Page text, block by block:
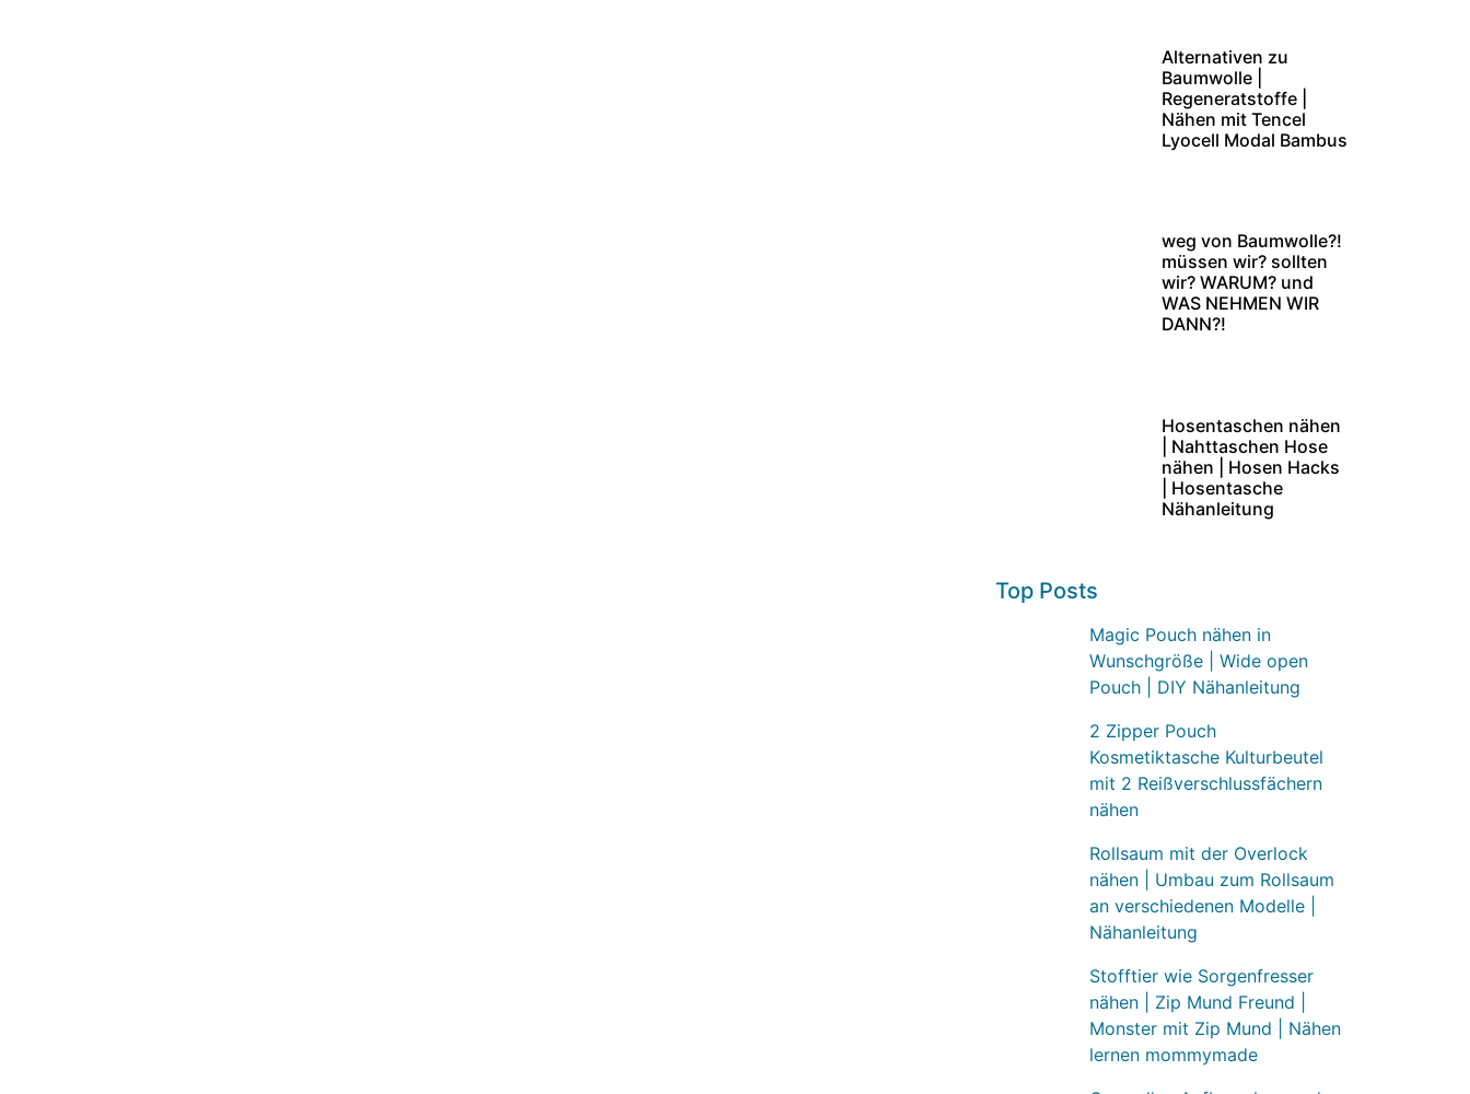
Alternativen zu
Baumwolle |
Regeneratstoffe |
Nähen mit Tencel
Lyocell Modal Bambus
weg von Baumwolle?!
müssen wir? sollten
wir? WARUM? und
WAS NEHMEN WIR
DANN?!
Hosentaschen nähen
| Nahttaschen Hose
nähen | Hosen Hacks
| Hosentasche
Nähanleitung
Top Posts
Magic Pouch nähen in
Wunschgröße | Wide open
Pouch | DIY Nähanleitung
2 Zipper Pouch
Kosmetiktasche Kulturbeutel
mit 2 Reißverschlussfächern
nähen
Rollsaum mit der Overlock
nähen | Umbau zum Rollsaum
an verschiedenen Modelle |
Nähanleitung
Stofftier wie Sorgenfresser
nähen | Zip Mund Freund |
Monster mit Zip Mund | Nähen
lernen mommymade